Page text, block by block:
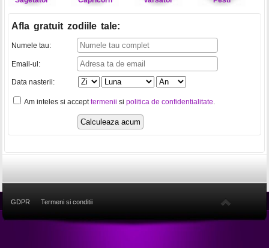
Afla gratuit zodiile tale:
Numele tau:
Email-ul:
Data nasterii:
Am inteles si accepttermenii si politica de confidentialitate
GDPR Termeni si conditii